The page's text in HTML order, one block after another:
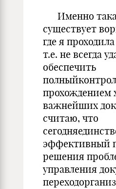
Именно
существует
где я
т.е. не всегда
обеспечить
прохождением
важнейших
считаю, что
эффективный
решения
управления